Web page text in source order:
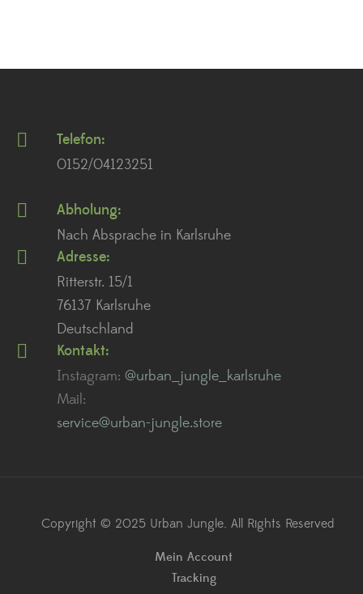
Telefon:
0152/04123251
Abholung:
Nach Absprache in Karlsruhe
Adresse:
Ritterstr. 15/1
76137 Karlsruhe
Deutschland
Kontakt:
Instagram: @urban_jungle_karlsruhe
Mail:
service@urban-jungle.store
Copyright © 2025 Urban Jungle. All Rights Reserved
Mein Account
Tracking